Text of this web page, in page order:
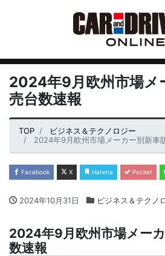
2024年9月欧州市場メ
売台数速報
TOP
ビジネス＆テクノロジー
2024年9月欧州市場メーカー別新車
Facebook X Hatena Pocket
2024年10月31日 ビジネス＆テクノ
2024年9月欧州市場メー
数速報